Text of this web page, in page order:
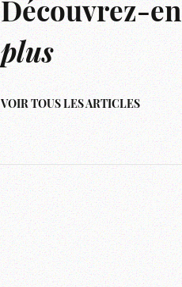
Découvrez-en
plus
VOIR TOUS LES ARTICLES